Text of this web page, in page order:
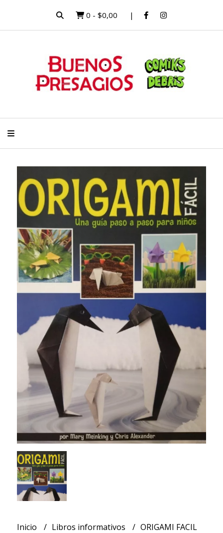
0 - $0,00
Inicio Libros informativos ORIGAMI FACIL